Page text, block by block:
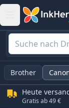
Brother
Heute
Gratis ab 49 €